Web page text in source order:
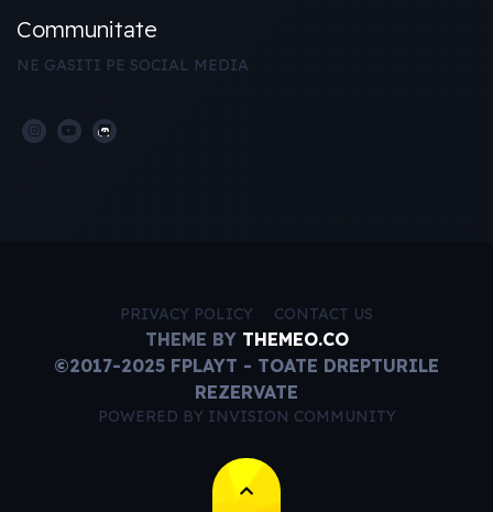
Communitate
NE GASITI PE SOCIAL MEDIA
PRIVACY POLICY CONTACT US
THEME BY THEMEO.CO
©2017-2025 FPLAYT - TOATE DREPTURILE
REZERVATE
POWERED BY INVISION COMMUNITY